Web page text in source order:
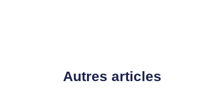
Autres articles